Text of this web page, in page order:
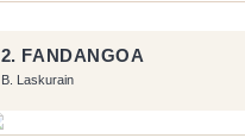
2. FANDANGOA
B. Laskurain